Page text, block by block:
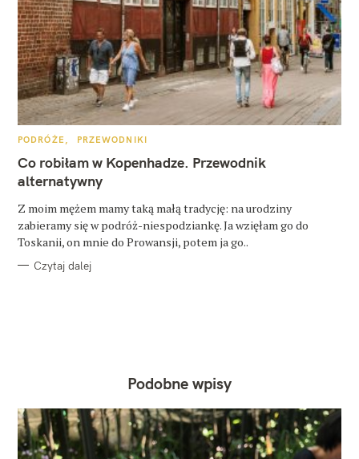
K
T
E
G
O
I
E
PODRÓŻE PRZEWODNIKI
Co robiłam w Kopenhadze. Przewodnik
alternatywny
Z moim mężem mamy taką małą tradycję: na urodziny
zabieramy się w podróż-niespodziankę. Ja wzięłam go do
Toskanii, on mnie do Prowansji, potem ja go..
Czytaj dalej
Podobne wpisy